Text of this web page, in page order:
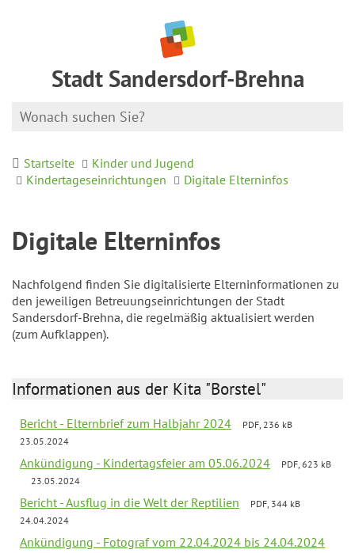
Stadt Sandersdorf-Brehna
Startseite
Kinder und Jugend
Kindertageseinrichtungen
Digitale Elterninfos
Digitale Elterninfos
Nachfolgend finden Sie digitalisierte Elterninformationen zu
den jeweiligen Betreuungseinrichtungen der Stadt
Sandersdorf-Brehna, die regelmäßig aktualisiert werden
(zum Aufklappen).
Informationen aus der Kita "Borstel"
Bericht - Elternbrief zum Halbjahr 2024
PDF, 236 kB
23.05.2024
Ankündigung - Kindertagsfeier am 05.06.2024
PDF, 623 kB
23.05.2024
Bericht - Ausflug in die Welt der Reptilien
PDF, 344 kB
24.04.2024
Ankündigung - Fotograf vom 22.04.2024 bis 24.04.2024